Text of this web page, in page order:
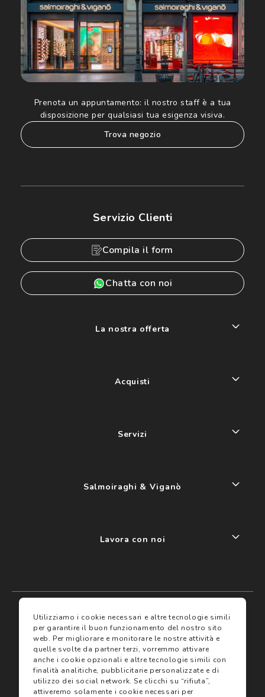
I miei preferiti
Assicurazioni
Servizi
Prenota un appuntamento: il nostro staff è a tua
disposizione per qualsiasi tua esigenza visiva.
trova negozio
Servizio Clienti
Compila il form
Chatta con noi
La nostra offerta
Acquisti
Servizi
Salmoiraghi & Viganò
Lavora con noi
Termini e condizioni
Termini di vendita
Avvertenze e informazioni di sicurezza sui prodotti
Utilizziamo i cookie necessari e altre tecnologie simili
per garantire il buon funzionamento del nostro sito
web. Per migliorare e monitorare le nostre attività e
quelle svolte da partner terzi, vorremmo attivare
anche i cookie opzionali e altre tecnologie simili con
finalità analitiche, pubblicitarie personalizzate e di
utilizzo dei social network. Se clicchi su “rifiuta”,
attiveremo solamente i cookie necessari per